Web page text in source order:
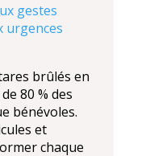
gestes
urgences
brûlés en
80 % des
bénévoles.
et
chaque